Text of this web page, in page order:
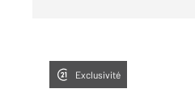
Exclusivité